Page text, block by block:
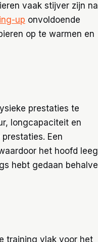
vaak stijver zijn na
up onvoldoende
op te warmen en
prestaties te
longcapaciteit en
Een
het hoofd leeg
hebt gedaan behalve
training vlak voor het